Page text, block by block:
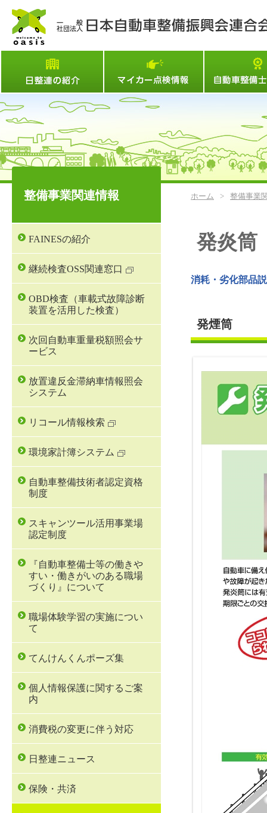
マイカー点検情
ホーム > 整備事業
発炎筒
消耗・劣化部品
発煙筒
整備事業関連情報
FAINESの紹介
継続検査OSS関連窓口
OBD検査（車載式故障診断
装置を活用した検査）
次回自動車重量税額照会サ
ービス
放置違反金滞納車情報照会
システム
リコール情報検索
環境家計簿システム
自動車整備技術者認定資格
制度
スキャンツール活用事業場
認定制度
『自動車整備士等の働きや
すい・働きがいのある職場
づくり』について
職場体験学習の実施につい
て
てんけんくんポーズ集
個人情報保護に関するご案
内
消費税の変更に伴う対応
日整連ニュース
保険・共済